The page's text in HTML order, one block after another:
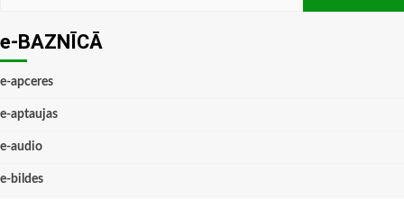
e-BAZNĪCĀ
e-apceres
e-aptaujas
e-audio
e-bildes